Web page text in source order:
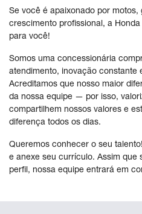
Se você é apaixonado por
crescimento profissional, a
para você!
Somos uma concessionária
atendimento, inovação constante
Acreditamos que nosso maior
da nossa equipe — por isso,
compartilhem nossos valores e
diferença todos os dias.
Queremos conhecer o seu
e anexe seu currículo. Assim que
perfil, nossa equipe entrará em